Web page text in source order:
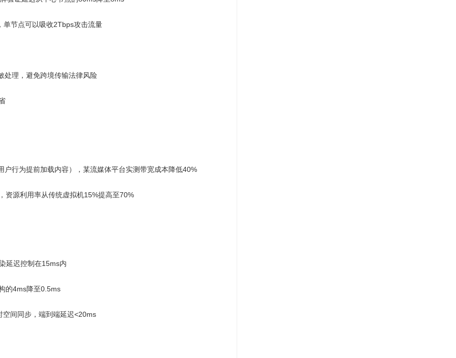
单节点可以吸收2Tbps攻击流量
处理，避免跨境传输法律风险
行为提前加载内容），某流媒体平台实测带宽成本降低40%
资源利用率从传统虚拟机15%提高至70%
延迟控制在15ms内
的4ms降至0.5ms
间同步，端到端延迟<20ms